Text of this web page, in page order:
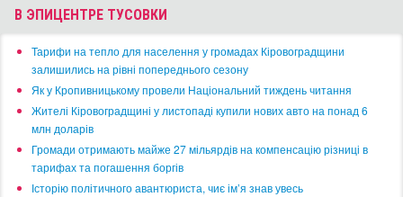
В ЭПИЦЕНТРЕ ТУСОВКИ
​Тарифи на тепло для населення у громадах Кіровоградщини
залишились на рівні попереднього сезону
​Як у Кропивницькому провели Національний тиждень читання
​Жителі Кіровоградщині у листопаді купили нових авто на понад 6
млн доларів
​Громади отримають майже 27 мільярдів на компенсацію різниці в
тарифах та погашення боргів
Історію політичного авантюриста, чиє ім’я знав увесь